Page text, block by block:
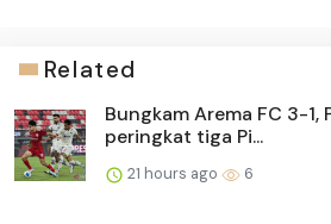
Related
Bungkam Arema FC 3-1,
peringkat tiga Pi...
21 hours ago 6